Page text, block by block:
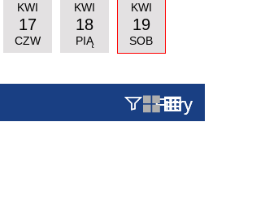
KWI
17
CZW
KWI
18
PIĄ
KWI
19
SOB
Filtry